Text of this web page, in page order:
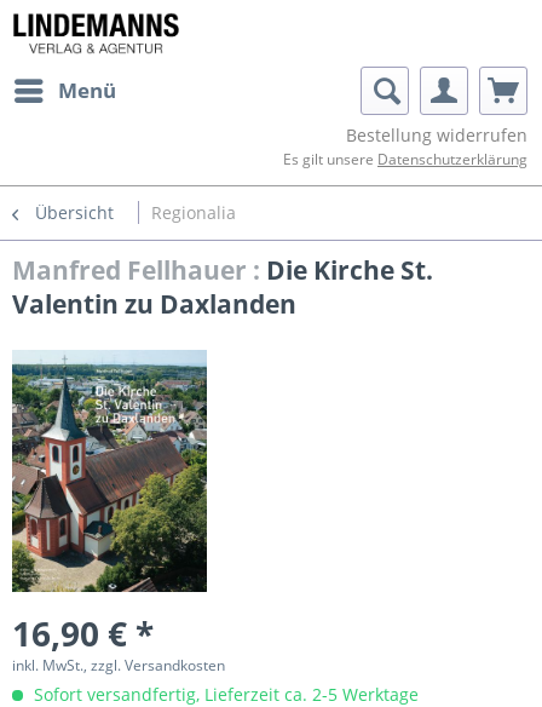
Menü
Bestellung widerrufen
Es gilt unsere Datenschutzerklärung
Übersicht Regionalia
Manfred Fellhauer : Die Kirche St.
Valentin zu Daxlanden
16,90 € *
inkl. MwSt., zzgl. Versandkosten
Sofort versandfertig, Lieferzeit ca. 2-5 Werktage